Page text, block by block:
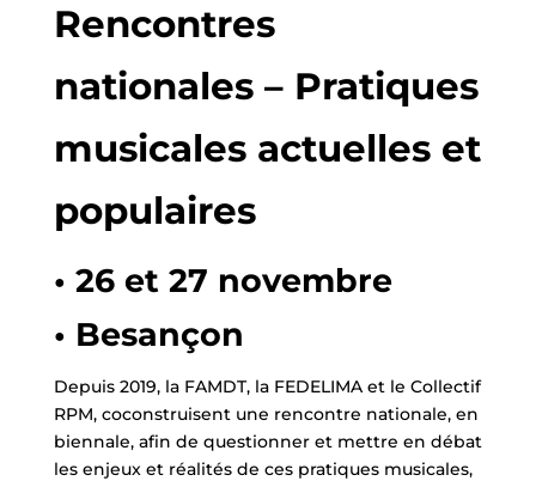
Rencontres
nationales – Pratiques
musicales actuelles et
populaires
• 26 et 27 novembre
• Besançon
Depuis 2019, la FAMDT, la FEDELIMA et le Collectif
RPM, coconstruisent une rencontre nationale, en
biennale, afin de questionner et mettre en débat
les enjeux et réalités de ces pratiques musicales,